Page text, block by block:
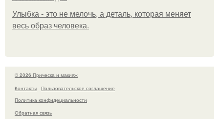
Улыбка - это не мелочь, а деталь, которая меняет
весь образ человека.
© 2026 Прическа и макияж
Контакты
Пользовательское соглашение
Политика конфидециальности
Обратная связь